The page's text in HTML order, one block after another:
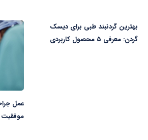
بهترین گردنبند طبی برای دیسک
گردن: معرفی ۵ محصول کاربردی
عمل